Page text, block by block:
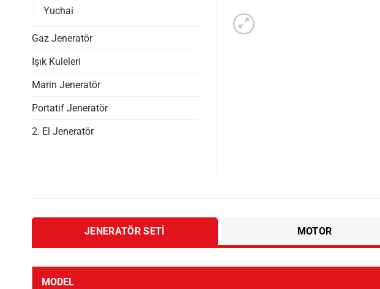
Yuchai
Gaz Jeneratör
Işık Kuleleri
Marin Jeneratör
Portatif Jeneratör
2. El Jeneratör
JENERATÖR SETI MOTOR
MODEL